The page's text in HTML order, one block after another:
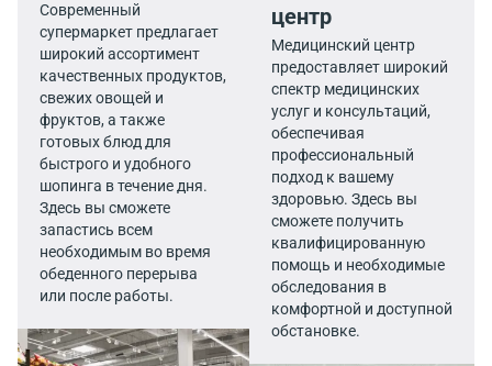
Современный
супермаркет предлагает
широкий ассортимент
качественных продуктов,
свежих овощей и
фруктов, а также
готовых блюд для
быстрого и удобного
шопинга в течение дня.
Здесь вы сможете
запастись всем
необходимым во время
обеденного перерыва
или после работы.
центр
Медицинский центр
предоставляет широкий
спектр медицинских
услуг и консультаций,
обеспечивая
профессиональный
подход к вашему
здоровью. Здесь вы
сможете получить
квалифицированную
помощь и необходимые
обследования в
комфортной и доступной
обстановке.